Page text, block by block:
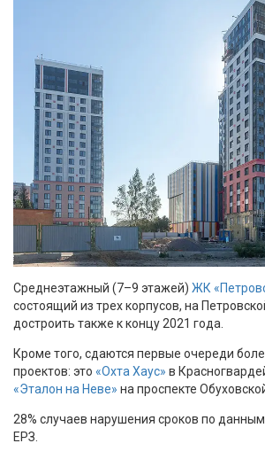
Среднеэтажный (7–9 этажей) ЖК
состоящий из трех корпусов, на
достроить также к концу 2021 года.
Кроме того, сдаются первые очереди
проектов: это «Охта Хаус» в
«Эталон на Неве» на проспекте
28% случаев нарушения сроков по
ЕРЗ.